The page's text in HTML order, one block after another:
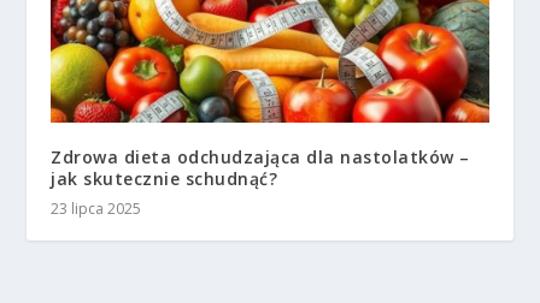
Zdrowa dieta odchudzająca dla nastolatków –
jak skutecznie schudnąć?
23 lipca 2025